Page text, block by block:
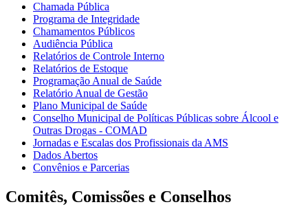
Chamada Pública
Programa de Integridade
Chamamentos Públicos
Audiência Pública
Relatórios de Controle Interno
Relatórios de Estoque
Programação Anual de Saúde
Relatório Anual de Gestão
Plano Municipal de Saúde
Conselho Municipal de Políticas Públicas sobre Álcool e
Outras Drogas - COMAD
Jornadas e Escalas dos Profissionais da AMS
Dados Abertos
Convênios e Parcerias
Comitês, Comissões e Conselhos